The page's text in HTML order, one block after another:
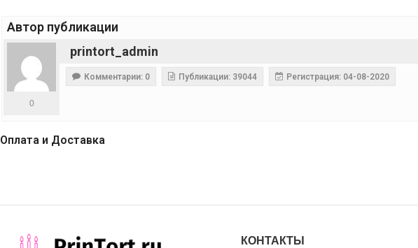
Автор публикации
printort_admin
0
Комментарии: 0 Публикации: 39044 Регистрация: 04-08-2020
Оплата и Доставка
КОНТАКТЫ